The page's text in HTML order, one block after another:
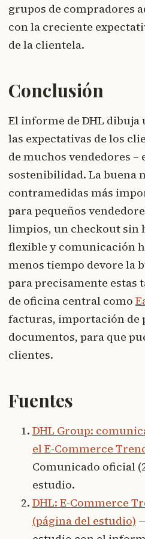
grupos de compradores
con la creciente
de la clientela.
Conclusión
El informe de DHL
las expectativas de los
de muchos vendedores –
sostenibilidad. La buena
contramedidas más
para pequeños
limpios, un checkout sin
flexible y comunicación
menos tiempo devore la
para precisamente estas
de oficina central como
facturas, importación de
documentos, para que
clientes.
Fuentes
DHL Group:
el E-Commerce
Comunicado oficial
estudio.
DHL: E-Commerce
(página del estudio)